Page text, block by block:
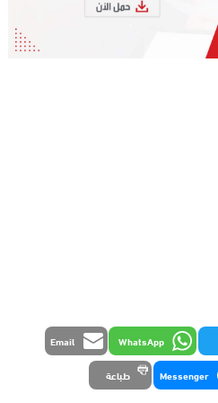
WhatsApp
Email
Messenger طباعة